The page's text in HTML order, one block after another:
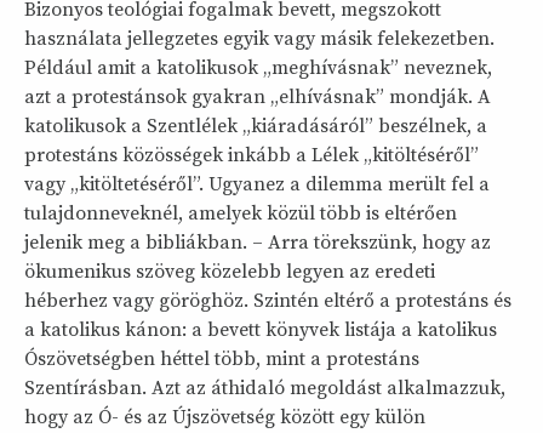
Bizonyos teológiai fogalmak bevett, megszokott
használata jellegzetes egyik vagy másik felekezetben.
Például amit a katolikusok „meghívásnak” neveznek,
azt a protestánsok gyakran „elhívásnak” mondják. A
katolikusok a Szentlélek „kiáradásáról” beszélnek, a
protestáns közösségek inkább a Lélek „kitöltéséről”
vagy „kitöltetéséről”. Ugyanez a dilemma merült fel a
tulajdonneveknél, amelyek közül több is eltérően
jelenik meg a bibliákban. – Arra törekszünk, hogy az
ökumenikus szöveg közelebb legyen az eredeti
héberhez vagy göröghöz. Szintén eltérő a protestáns és
a katolikus kánon: a bevett könyvek listája a katolikus
Ószövetségben héttel több, mint a protestáns
Szentírásban. Azt az áthidaló megoldást alkalmazzuk,
hogy az Ó- és az Újszövetség között egy külön